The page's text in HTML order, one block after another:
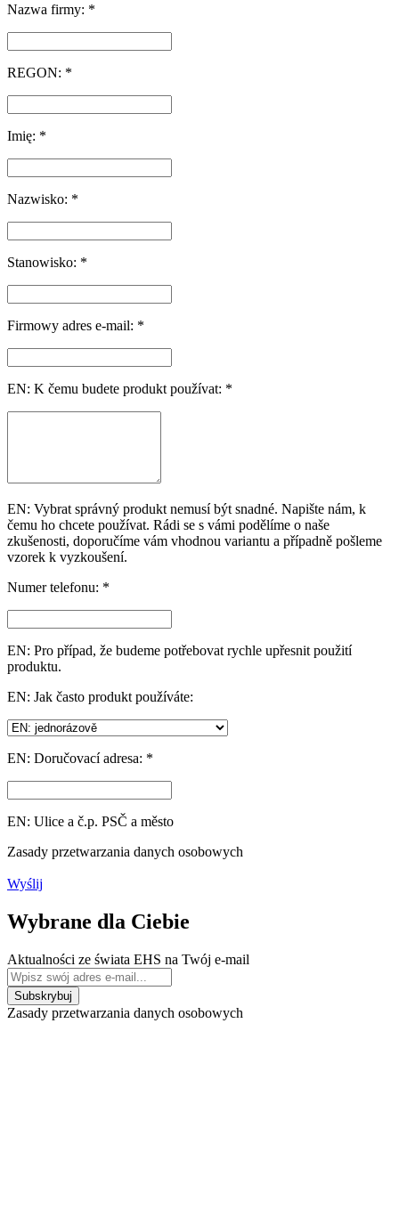
Nazwa firmy: *
REGON: *
Imię: *
Nazwisko: *
Stanowisko: *
Firmowy adres e-mail: *
EN: K čemu budete produkt používat: *
EN: Vybrat správný produkt nemusí být snadné. Napište nám, k
čemu ho chcete používat. Rádi se s vámi podělíme o naše
zkušenosti, doporučíme vám vhodnou variantu a případně pošleme
vzorek k vyzkoušení.
Numer telefonu: *
EN: Pro případ, že budeme potřebovat rychle upřesnit použití
produktu.
EN: Jak často produkt používáte:
EN: Doručovací adresa: *
EN: Ulice a č.p. PSČ a město
Zasady przetwarzania danych osobowych
Wyślij
Wybrane dla Ciebie
Aktualności ze świata EHS na Twój e-mail
Zasady przetwarzania danych osobowych